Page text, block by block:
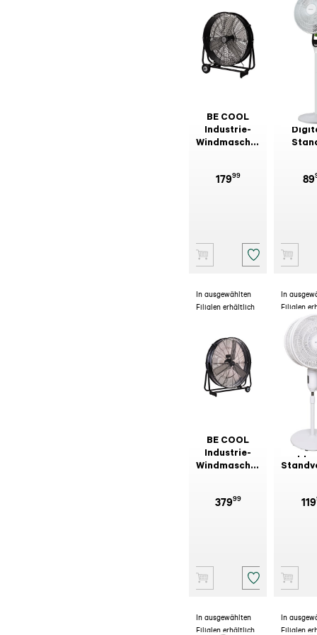
BE COOL
Industrie-
Windmaschine
17999
BE
89
In ausgewählten
Filialen erhältlich
BE COOL
Industrie-
Windmaschine
37999
In
Filialen
BE
119
In ausgewählten
Filialen erhältlich
In
Filialen